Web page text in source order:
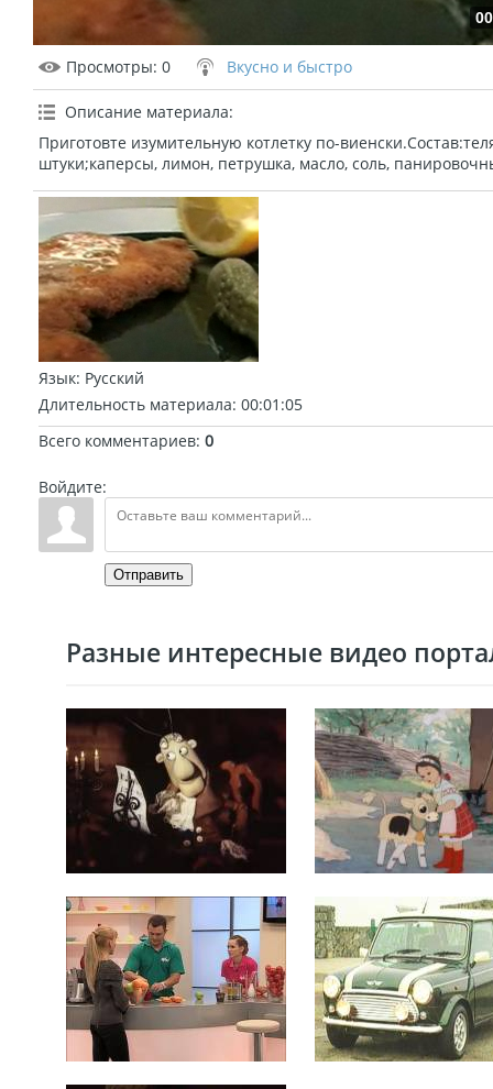
Просмотры: 0 Вкусно и быстро
Описание материала:
Приготовте изумительную котлетку по-
штуки;каперсы, лимон, петрушка, масло, соль,
Язык: Русский
Длительность материала: 00:01:05
Всего комментариев: 0
Войдите:
Отправить
Разные интересные видео